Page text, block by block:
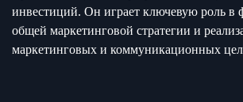
инвестиций. Он играет ключевую роль в
общей маркетинговой стратегии и
маркетинговых и коммуникационных